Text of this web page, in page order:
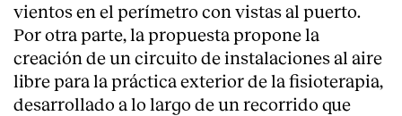
vientos en el perímetro con vistas al puerto.
Por otra parte, la propuesta propone la
creación de un circuito de instalaciones al aire
libre para la práctica exterior de la fisioterapia,
desarrollado a lo largo de un recorrido que